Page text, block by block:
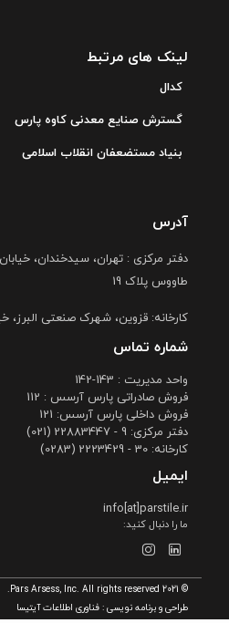
لینک های مرتبط
کدال
گسترش صنایع معدنی کاوه پارس
بنیاد مستضعفان انقلاب اسلامی
آدرس
دفتر مرکزی : تهران، سیدخندان،
طاووس پلاک 19
کارخانه: قزوین، شهرک صنعتی البرز،
شماره تماس
واحد مدیریت : 143-142
فروش صادراتی پارس آرسس : 112
فروش داخلی پارس آرسس: 121
دفتر مرکزی: 9 - 22883447 (021)
کارخانه: 30 - 2223429 (0283)
ایمیل
info[at]parstile.ir
ما را دنبال کنید:
© 2021 Pars Arsess, Inc. All rights reserved.
طراحی و برنامه نویسی : فناوری اطلاعات آیتیسا